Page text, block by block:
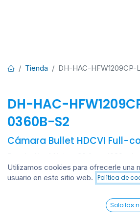
Añadir al
Tienda DH-HAC-HFW1209CP-
DH-HAC-
0360B-S2
Cámara Bullet HDCVI Full-
Resolución: Máximo 30 fps a 1080p.
color las 24 horas (24/7).
Iluminación: Alcance de 20 metros.
mm (opcional de 3.6 mm).
Compatibilidad: Formatos CVI/CVBS/
Resistencia y Energía: Clasificación
Utilizamos cookies para ofrecerle una
usuario en este sitio web. Política de
Solo las